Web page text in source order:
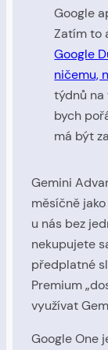
Google
Zatím to
Google
ničemu,
týdnů na
bych
má být
Gemini
měsíčně
u nás bez
nekupujete
předplatné
Premium
využívat
Google One